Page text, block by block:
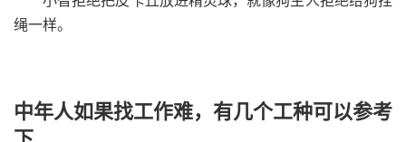
绳一样。
中年人如果找工作难，有几个工种可以参考